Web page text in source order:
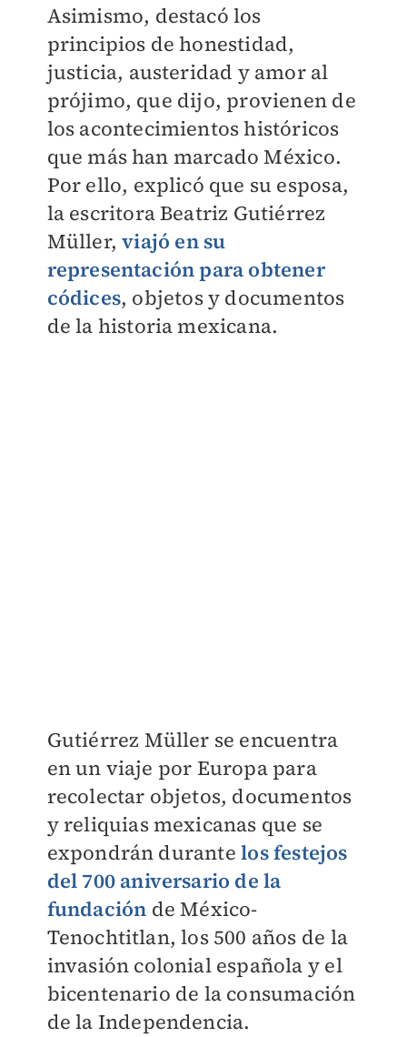
Asimismo, destacó los
principios de honestidad,
justicia, austeridad y amor al
prójimo, que dijo, provienen de
los acontecimientos históricos
que más han marcado México.
Por ello, explicó que su esposa,
la escritora Beatriz Gutiérrez
Müller,viajó en su
representación para obtener
códices, objetos y documentos
de la historia mexicana.
Gutiérrez Müller se encuentra
en un viaje por Europa para
recolectar objetos, documentos
y reliquias mexicanas que se
expondrán durantelos festejos
del 700 aniversario de la
fundación de México-
Tenochtitlan, los 500 años de la
invasión colonial española y el
bicentenario de la consumación
de la Independencia.